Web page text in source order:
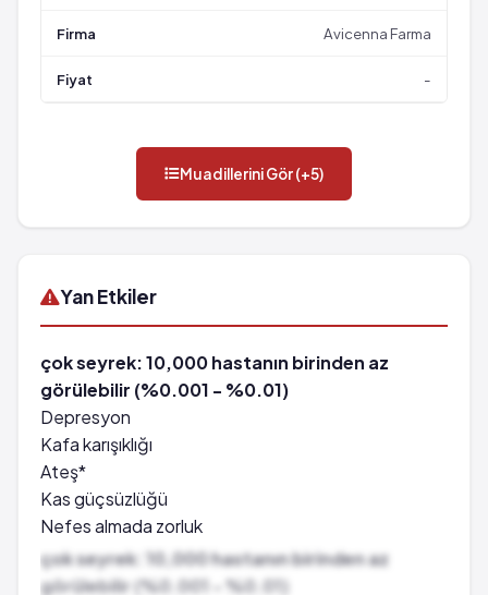
Avicenna Farma
-
Muadillerini Gör (+5)
Yan Etkiler
çok seyrek: 10,000 hastanın birinden az
görülebilir (%0.001 - %0.01)
Depresyon
Kafa karışıklığı
Ateş*
Kas güçsüzlüğü
Nefes almada zorluk
Halüsinasyonlar
Denge bozukluğu
çok seyrek: 10,000 hastanın birinden az
görülebilir (%0.001 - %0.01)